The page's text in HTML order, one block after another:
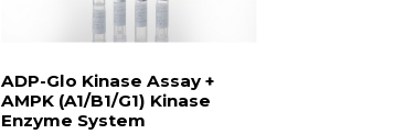
ADP-Glo Kinase Assay +
AMPK (A1/B1/G1) Kinase
Enzyme System